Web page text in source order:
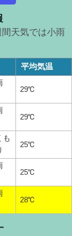
天気では小雨
平均気温
29℃
29℃
も
25℃
25℃
28℃